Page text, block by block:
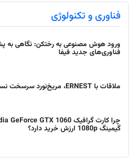
فناوری و تکنولوژی
ورود هوش مصنوعی به رختکن: نگاهی
فناوری‌های جدید فیفا
ملاقات با ERNEST، مریخ‌نورد سرسخت نسل آینده ناسا
گیمینگ 1080p ارزش خرید دارد؟